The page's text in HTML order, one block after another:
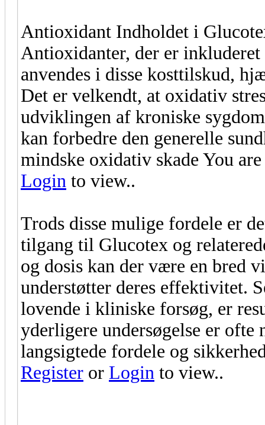
Antioxidant Indholdet i
Antioxidanter, der er
anvendes i disse kosttilskud,
Det er velkendt, at oxidativ
udviklingen af kroniske
kan forbedre den generelle
mindske oxidativ skade You
Login to view..
Trods disse mulige fordele er
tilgang til Glucotex og
og dosis kan der være en bred
understøtter deres effektivitet.
lovende i kliniske forsøg, er
yderligere undersøgelse er
langsigtede fordele og
Register or Login to view..